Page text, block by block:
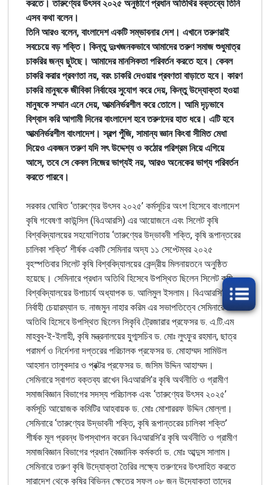
করতে। তারুণ্যের উৎসব ২০২৫ অনুষ্ঠাণে প্রধান অতিথির বক্তব্যে তিনি
এসব কথা বলেন।
তিনি আরও বলেন, বাংলাদেশ একটি সম্ভাবনার দেশ। এখানে তরুণরাই
সবচেয়ে বড় শক্তি। কিন্তু দুঃখজনকভাবে আমাদের তরুণ সমাজ শুধুমাত্র
চাকরির জন্য ছুটছে। আমাদের মানসিকতা পরিবর্তন করতে হবে। কেবল
চাকরি করার প্রবণতা নয়, বরং চাকরি দেওয়ার প্রবণতা বাড়াতে হবে। কারণ
চাকরি মানুষকে জীবিকা নির্বাহের সুযোগ করে দেয়, কিন্তু উদ্যোক্তা হওয়া
মানুষকে সম্মান এনে দেয়, আত্মনির্ভরশীল করে তোলে। আমি দৃঢ়ভাবে
বিশ্বাস করি আগামী দিনের বাংলাদেশ হবে তরুণদের হাত ধরে। এটি হবে
আত্মনির্ভরশীল বাংলাদেশ। স্বল্প পুঁজি, সামান্য জ্ঞান কিংবা সীমিত মেধা
দিয়েও একজন তরুণ যদি সৎ উদ্দেশ্য ও কঠোর পরিশ্রম নিয়ে এগিয়ে
আসে, তবে সে কেবল নিজের ভাগ্যই নয়, আরও অনেকের ভাগ্য পরিবর্তন
করতে পারবে।
সরকার ঘোষিত ‘তারুণ্যের উৎসব ২০২৫’ কর্মসূচির অংশ হিসেবে বাংলাদেশ
কৃষি গবেষণা কাউন্সিল (বিএআরসি) এর আয়োজনে এবং সিলেট কৃষি
বিশ্ববিদ্যালয়ের সহযোগিতায় ‘তারুণ্যের উদ্ভাবনী শক্তি, কৃষি রূপান্তরের
চালিকা শক্তি’ শীর্ষক একটি সেমিনার অদ্য ১১ সেপ্টেম্বর ২০২৫
বৃহস্পতিবার সিলেট কৃষি বিশ্ববিদ্যালয়ের কেন্দ্রীয় মিলনায়তনে অনুষ্ঠিত
হয়েছে। সেমিনারে প্রধান অতিথি হিসেবে উপস্থিত ছিলেন সিলেট কৃষি
বিশ্ববিদ্যালয়ের উপাচার্য অধ্যাপক ড. আলিমুল ইসলাম। বিএআরসি’র
নির্বাহী চেয়ারম্যান ড. নাজমুন নাহার করিম এর সভাপতিত্বে সেমিনারে বিশেষ
অতিথি হিসেবে উপস্থিত ছিলেন সিকৃবি ট্রেজারার প্রফেসর ড. এ.টি.এম
মাহবুব-ই-ইলাহী, কৃষি মন্ত্রনালয়ের যুগ্মসচিব ড. মোঃ লুৎফুর রহমান, ছাত্র
পরামর্শ ও নির্দেশনা দপ্তরের পরিচালক প্রফেসর ড. মোহাম্মদ সামিউল
আহসান তালুকদার ও প্রক্টর প্রফেসর ড. জসিম উদ্দিন আহাম্মদ।
সেমিনারে স্বাগত বক্তব্য রাখেন বিএআরসি’র কৃষি অর্থনীতি ও গ্রামীণ
সমাজবিজ্ঞান বিভাগের সদস্য পরিচালক এবং ‘তারুণ্যের উৎসব ২০২৫’
কর্মসূচি আয়োজক কমিটির আহবায়ক ড. মোঃ মোশাররফ উদ্দিন মোল্লা।
সেমিনারে ‘তারুণ্যের উদ্ভাবনী শক্তি, কৃষি রূপান্তরের চালিকা শক্তি’
শীর্ষক মূল প্রবন্ধ উপস্থাপন করেন বিএআরসি’র কৃষি অর্থনীতি ও গ্রামীণ
সমাজবিজ্ঞান বিভাগের প্রধান বৈজ্ঞানিক কর্মকর্তা ড. মোঃ আব্দুস সালাম।
সেমিনারে তরুণ কৃষি উদ্যোক্তা তৈরির লক্ষ্যে তরুণদের উৎসাহিত করতে
সারাদেশ থেকে কৃষির বিভিন্ন ক্ষেত্রে সফল ০৮ জন উদ্যোক্তা তাদের